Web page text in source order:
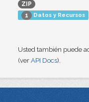
ZIP
1 Datos y Recursos
Usted también puede
(ver API Docs).